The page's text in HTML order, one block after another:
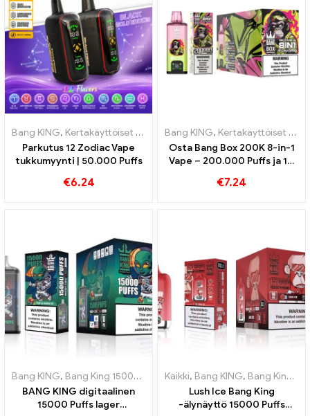
Bang KING, Kertakäyttöiset e-savukkeet ,Kertakäyttöiset e-
Parkutus 12 Zodiac Vape
tukkumyynti | 50.000 Puffs
€6.24
Bang KING, Kertakäyttöiset e-savukkeet
Osta Bang Box 200K 8-in-1
Vape – 200.000 Puffs ja 10
€7.24
Bang KING, Bang King 15000 Puffs ,Kertakäyttöinen nikotiinia
BANG KING digitaalinen
15000 Puffs lager
Kaikki, Bang KING, Bang King Smart Screen 15000 Pullistaa
Lush Ice Bang King
-älynäyttö 15000 Puffs